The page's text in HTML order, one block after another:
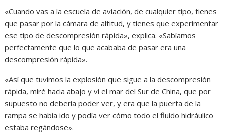
«Cuando vas a la escuela de aviación, de cualquier tipo, tienes
que pasar por la cámara de altitud, y tienes que experimentar
ese tipo de descompresión rápida», explica. «Sabíamos
perfectamente que lo que acababa de pasar era una
descompresión rápida».
«Así que tuvimos la explosión que sigue a la descompresión
rápida, miré hacia abajo y vi el mar del Sur de China, que por
supuesto no debería poder ver, y era que la puerta de la
rampa se había ido y podía ver cómo todo el fluido hidráulico
estaba regándose».